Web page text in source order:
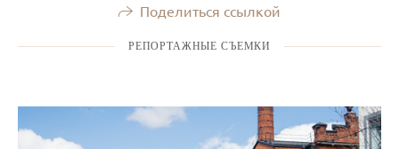
Поделиться ссылкой
РЕПОРТАЖНЫЕ СЪЕМКИ